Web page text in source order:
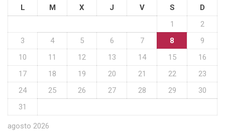
agosto 2026
L M X J V S
D
1
2
3
4 5 6 7 8
9
10
11 12 13 14 15
16
17
18 19 20 21 22
23
24
25 26 27 28 29
30
31